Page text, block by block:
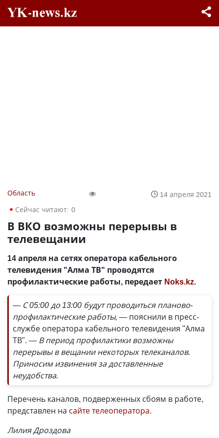
Область
14 апреля 2021
Сейчас читают: 0
В ВКО возможны перерывы в
телевещании
14 апреля на сетях оператора кабельного
телевидения "Алма ТВ" проводятся
профилактические работы, передает Noks.kz.
— С 05:00 до 13:00 будут проводиться планово-
профилактические работы, — пояснили в пресс-
службе оператора кабельного телевидения "Алма
ТВ". — В период профилактики возможны
перерывы в вещании некоторых телеканалов.
Приносим извинения за доставленные
неудобства.
Перечень каналов, подверженных сбоям в работе,
представлен на сайте телеоператора.
Лилия Дроздова